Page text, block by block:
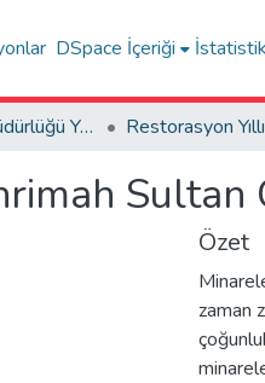
DSpace İçeriği
Vakıflar Genel Müdürlüğü Yayınları Restorasyon
Sultan
Özet
zaman